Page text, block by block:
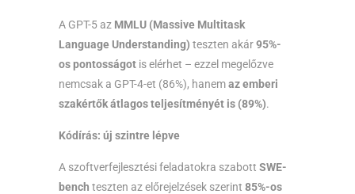
A GPT-5 az MMLU (Massive Multitask
Language Understanding) teszten akár95%-
os pontosságot is elérhet – ezzel megelőzve
nemcsak a GPT-4-et (86%), hanemaz emberi
szakértők átlagos teljesítményét is (89%).
Kódírás: új szintre lépve
A szoftverfejlesztési feladatokra szabott SWE-
bench teszten az előrejelzések szerint 85%-os